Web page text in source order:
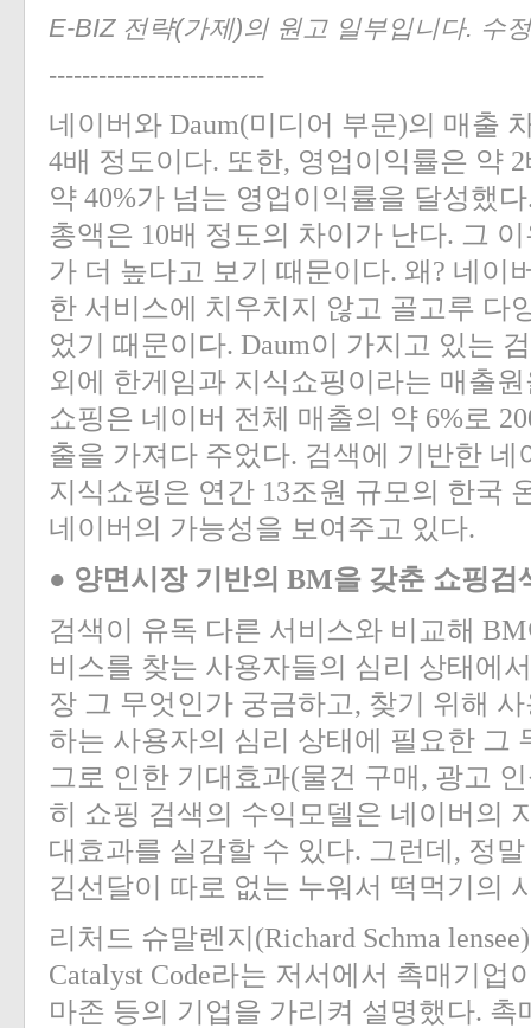
E-BIZ 전략(가제)의 원고 일부입니다. 수
--------------------------
네이버와 Daum(미디어 부문)의 매출
4배 정도이다. 또한, 영업이익률은 약
약 40%가 넘는 영업이익률을 달성했
총액은 10배 정도의 차이가 난다. 그
가 더 높다고 보기 때문이다. 왜? 네이
한 서비스에 치우치지 않고 골고루 다
었기 때문이다. Daum이 가지고 있는
외에 한게임과 지식쇼핑이라는 매출
쇼핑은 네이버 전체 매출의 약 6%로
출을 가져다 주었다. 검색에 기반한
지식쇼핑은 연간 13조원 규모의 한국
네이버의 가능성을 보여주고 있다.
● 양면시장 기반의 BM을 갖춘 쇼핑검
검색이 유독 다른 서비스와 비교해
비스를 찾는 사용자들의 심리 상태에
장 그 무엇인가 궁금하고, 찾기 위해
하는 사용자의 심리 상태에 필요한 그
그로 인한 기대효과(물건 구매, 광고
히 쇼핑 검색의 수익모델은 네이버의
대효과를 실감할 수 있다. 그런데, 정
김선달이 따로 없는 누워서 떡먹기의
리처드 슈말렌지(Richard Schma
Catalyst Code라는 저서에서 촉매기업
마존 등의 기업을 가리켜 설명했다.
« »